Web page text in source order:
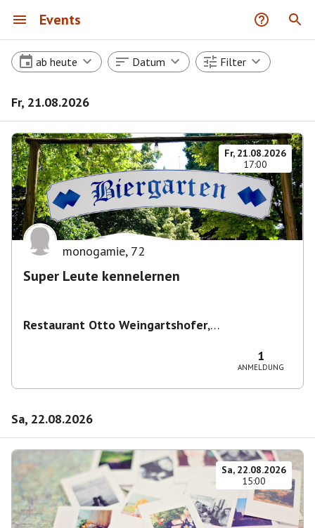
Events
ab heute Datum Filter
Fr, 21.08.2026
Fr, 21.08.2026
17:00
monogamie, 72
Super Leute kennelernen
Restaurant Otto Weingartshofer,
1
ANMELDUNG
Sa, 22.08.2026
Sa, 22.08.2026
15:00